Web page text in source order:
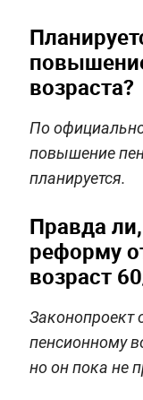
возраста?
По
повышение
планируется.
Правда
реформу
возраст
Законопроект
пенсионному
но он пока не